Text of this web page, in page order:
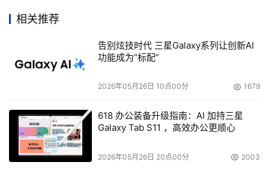
及Citrix Presentation Server构成。其中Citrix
Presentation Server是用应用虚拟化来提供客户端/服务器
和桌面应用访问的行业标准。VMware公司和Citrix公司是
主要致力于加速刀片服务器解决方案和BladeCenter生态系
统的扩张。
VMware战略联盟副总裁Brian Byun表示：“VMware虚
拟基础架构可以为桌面和服务器提供一个公共的基础架构，
相关推荐
告别炫技时代 三星Galaxy系列让创新AI
功能成为“标配”
2026年05月26日 10点00分 1679
618 办公装备升级指南：AI 加持三星
Galaxy Tab S11 ，高效办公更顺心
2026年05月26日 20点00分 2003